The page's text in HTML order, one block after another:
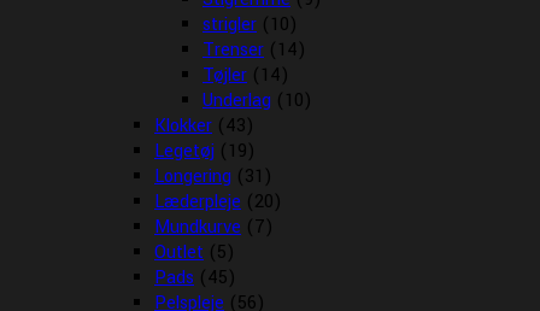
strigler (10)
Trenser (14)
Tøjler (14)
Underlag (10)
Klokker (43)
Legetøj (19)
Longering (31)
Læderpleje (20)
Mundkurve (7)
Outlet (5)
Pads (45)
Pelspleje (56)